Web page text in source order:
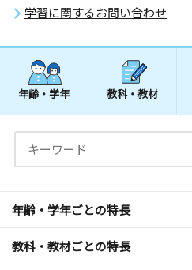
学習に関するお問い合わせ
年齢・学年 教科・教材
年齢・学年ごとの特長
教科・教材ごとの特長